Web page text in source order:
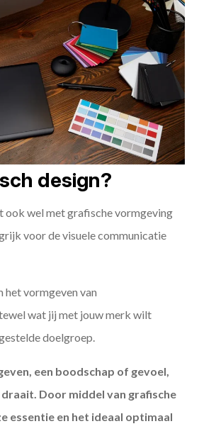
design?
ook wel met grafische vormgeving
voor de visuele communicatie
vormgeven van
wat jij met jouw merk wilt
doelgroep.
een boodschap of gevoel,
Door middel van grafische
essentie en het ideaal optimaal